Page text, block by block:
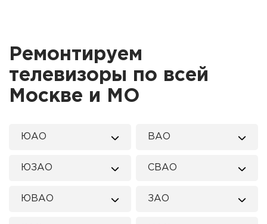
Ремонтируем
телевизоры по всей
Москве и МО
ЮАО ВАО
ЮЗАО СВАО
ЮВАО ЗАО